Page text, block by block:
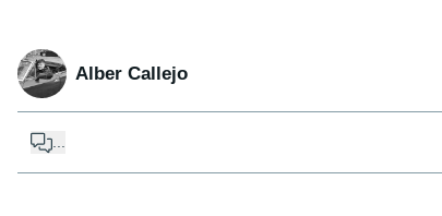
Alber Callejo
...